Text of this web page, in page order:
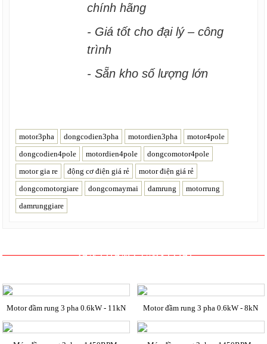
chính hãng
- Giá tốt cho đại lý – công
trình
- Sẵn kho số lượng lớn
motor3pha dongcodien3pha motordien3pha
motor4pole
dongcodien4pole
motordien4pole
dongcomotor4pole
motor gia re
động cơ điện giá rẻ
motor điện giá rẻ
dongcomotorgiare
dongcomaymai damrung
motorrung
damrunggiare
SẢN PHẨM CÙNG LOẠI
Motor đầm rung 3 pha 0.6kW - 11kN Motor đầm rung 3 pha 0.6kW - 8kN